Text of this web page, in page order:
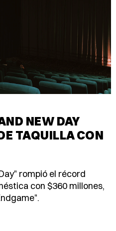
NEW DAY
TAQUILLA CON
rompió el récord
con $360 millones,